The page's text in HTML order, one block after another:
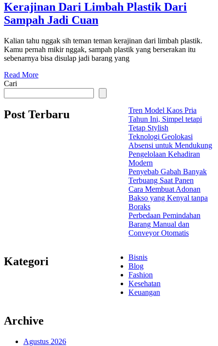
Kerajinan Dari Limbah Plastik Dari
Sampah Jadi Cuan
Kalian tahu nggak sih teman teman kerajinan dari limbah plastik.
Kamu pernah mikir nggak, sampah plastik yang berserakan itu
sebenarnya bisa disulap jadi barang yang
Read More
Cari
Post Terbaru
Tren Model Kaos Pria
Tahun Ini, Simpel tetapi
Tetap Stylish
Teknologi Geolokasi
Absensi untuk Mendukung
Pengelolaan Kehadiran
Modern
Penyebab Gabah Banyak
Terbuang Saat Panen
Cara Membuat Adonan
Bakso yang Kenyal tanpa
Boraks
Perbedaan Pemindahan
Barang Manual dan
Conveyor Otomatis
Kategori
Bisnis
Blog
Fashion
Kesehatan
Keuangan
Archive
Agustus 2026